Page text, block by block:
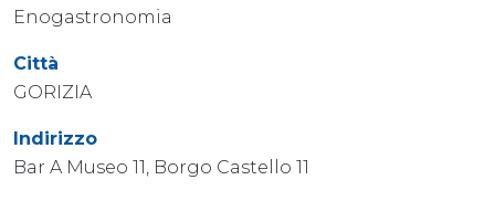
Enogastronomia
Città
GORIZIA
Indirizzo
Bar A Museo 11, Borgo Castello 11